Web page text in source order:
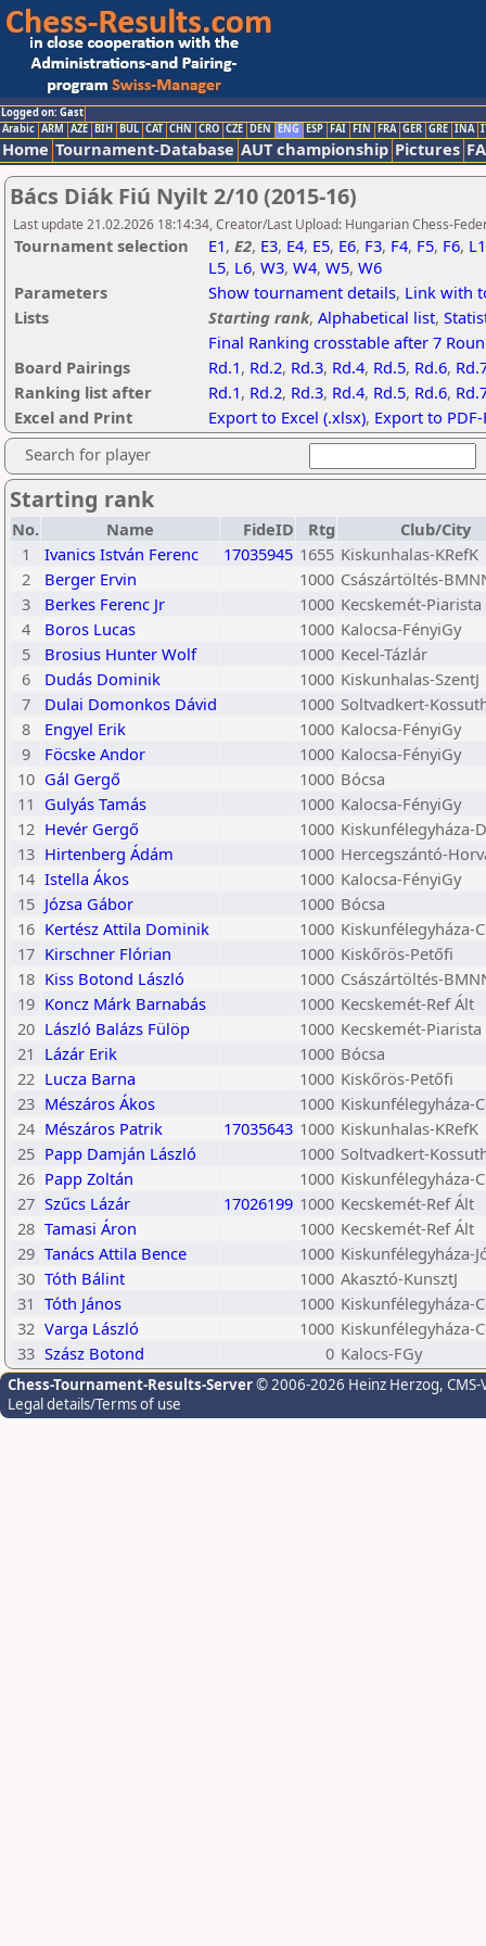
Logged on: Gast
Arabic ARM AZE BIH BUL CAT CHN CRO CZE DEN ENG ESP FAI FIN FRA GER GRE INA
Home Tournament-Database AUT championship Pictures
Bács Diák Fiú Nyilt 2/10 (2015-16)
Last update 21.02.2026 18:14:34, Creator/Last Upload: Hungarian Chess-
Tournament selection E1, E2, E3, E4, E5, E6, F3, F4, F5, F6, L1
L5, L6, W3, W4, W5, W6
Parameters
Show tournament details, Link with
Lists
Starting rank, Alphabetical list,
Final Ranking crosstable after 7
Board Pairings
Rd.1, Rd.2, Rd.3, Rd.4, Rd.5, Rd.6,
Ranking list after
Rd.1, Rd.2, Rd.3, Rd.4, Rd.5, Rd.6,
Excel and Print
Export to Excel (.xlsx), Export to
Search for player
Starting rank
No. Name FideID Rtg
Club/City
1
Ivanics István Ferenc 17035945 1655 Kiskunhalas-KRefK
2
Berger Ervin 1000 Császártöltés-
3
Berkes Ferenc Jr 1000 Kecskemét-Piarista
4
Boros Lucas 1000 Kalocsa-FényiGy
5
Brosius Hunter Wolf 1000 Kecel-Tázlár
6
Dudás Dominik 1000 Kiskunhalas-SzentJ
7
Dulai Domonkos Dávid 1000 Soltvadkert-
8
Engyel Erik 1000 Kalocsa-FényiGy
9
Föcske Andor 1000 Kalocsa-FényiGy
10 Gál Gergő 1000 Bócsa
11 Gulyás Tamás 1000 Kalocsa-FényiGy
12 Hevér Gergő 1000 Kiskunfélegyháza-
13 Hirtenberg Ádám 1000 Hercegszántó-
14 Istella Ákos 1000 Kalocsa-FényiGy
15 Józsa Gábor 1000 Bócsa
16 Kertész Attila Dominik 1000 Kiskunfélegyháza-
17 Kirschner Flórian 1000 Kiskőrös-Petőfi
18 Kiss Botond László 1000 Császártöltés-
19 Koncz Márk Barnabás 1000 Kecskemét-Ref Ált
20 László Balázs Fülöp 1000 Kecskemét-Piarista
21 Lázár Erik 1000 Bócsa
22 Lucza Barna 1000 Kiskőrös-Petőfi
23 Mészáros Ákos 1000 Kiskunfélegyháza-
24 Mészáros Patrik 17035643 1000 Kiskunhalas-KRefK
25 Papp Damján László 1000 Soltvadkert-
26 Papp Zoltán 1000 Kiskunfélegyháza-
27 Szűcs Lázár 17026199 1000 Kecskemét-Ref Ált
28 Tamasi Áron 1000 Kecskemét-Ref Ált
29 Tanács Attila Bence 1000 Kiskunfélegyháza-
30 Tóth Bálint 1000 Akasztó-KunsztJ
31 Tóth János 1000 Kiskunfélegyháza-
32 Varga László 1000 Kiskunfélegyháza-
33 Szász Botond 0 Kalocs-FGy
Chess-Tournament-Results-Server© 2006-2026 Heinz Herzog,
Legal details/Terms of use